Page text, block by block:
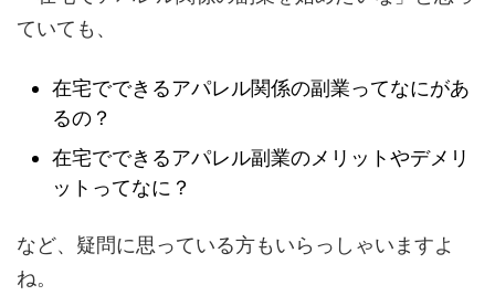
ていても、
在宅でできるアパレル関係の副業ってなにがあ
るの？
在宅でできるアパレル副業のメリットやデメリ
ットってなに？
など、疑問に思っている方もいらっしゃいますよ
ね。